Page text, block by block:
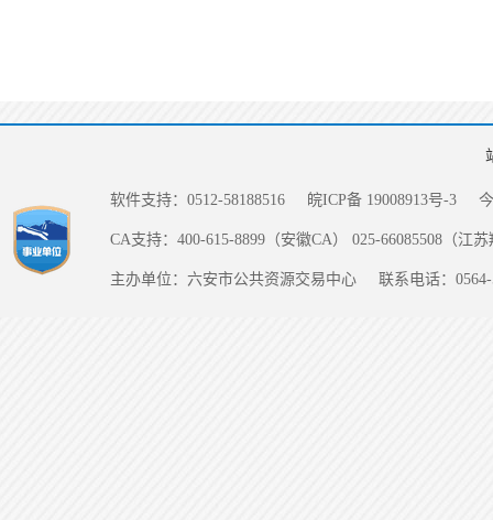
软件支持：0512-58188516 皖ICP备 19008913号-3
CA支持：400-615-8899（安徽CA） 025-66085508（江
主办单位：六安市公共资源交易中心 联系电话：0564-